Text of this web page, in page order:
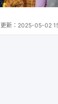
更新： 2025-05-02